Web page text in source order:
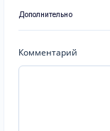
Дополнительно
Комментарий